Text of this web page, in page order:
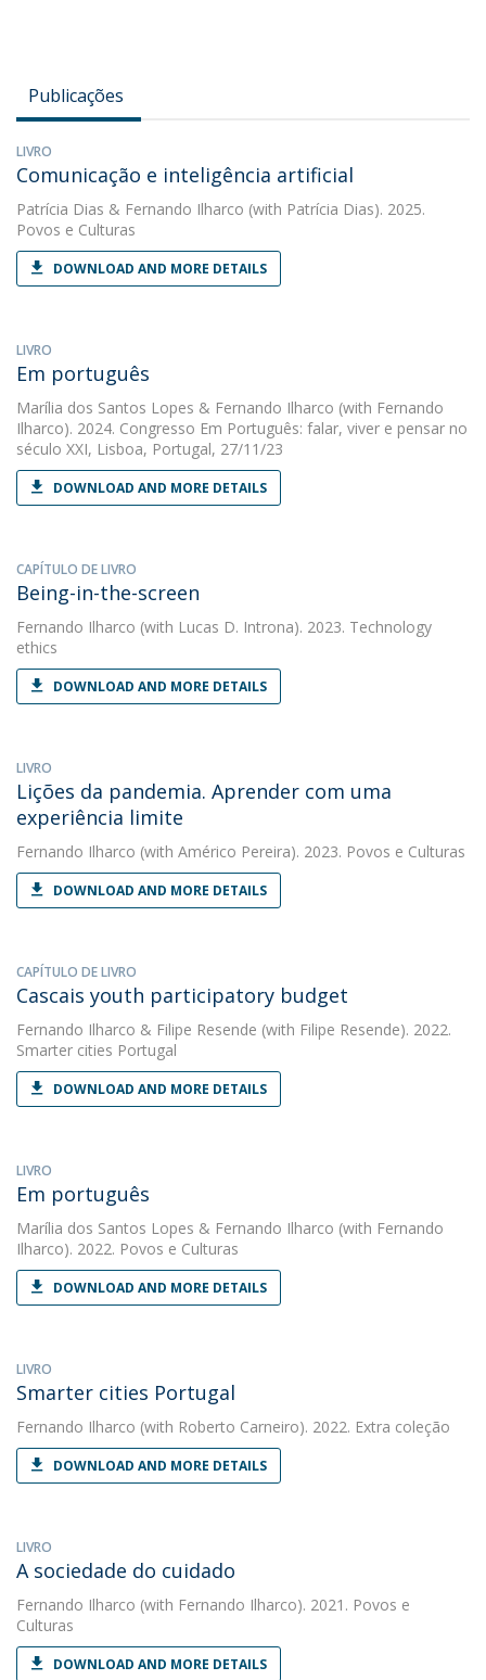
Publicações
LIVRO
Comunicação e inteligência artificial
Patrícia Dias & Fernando Ilharco (with Patrícia Dias). 2025.
Povos e Culturas
DOWNLOAD AND MORE DETAILS
LIVRO
Em português
Marília dos Santos Lopes & Fernando Ilharco (with Fernando
Ilharco). 2024. Congresso Em Português: falar, viver e pensar no
século XXI, Lisboa, Portugal, 27/11/23
DOWNLOAD AND MORE DETAILS
CAPÍTULO DE LIVRO
Being-in-the-screen
Fernando Ilharco (with Lucas D. Introna). 2023. Technology
ethics
DOWNLOAD AND MORE DETAILS
LIVRO
Lições da pandemia. Aprender com uma
experiência limite
Fernando Ilharco (with Américo Pereira). 2023. Povos e Culturas
DOWNLOAD AND MORE DETAILS
CAPÍTULO DE LIVRO
Cascais youth participatory budget
Fernando Ilharco & Filipe Resende (with Filipe Resende). 2022.
Smarter cities Portugal
DOWNLOAD AND MORE DETAILS
LIVRO
Em português
Marília dos Santos Lopes & Fernando Ilharco (with Fernando
Ilharco). 2022. Povos e Culturas
DOWNLOAD AND MORE DETAILS
LIVRO
Smarter cities Portugal
Fernando Ilharco (with Roberto Carneiro). 2022. Extra coleção
DOWNLOAD AND MORE DETAILS
LIVRO
A sociedade do cuidado
Fernando Ilharco (with Fernando Ilharco). 2021. Povos e
Culturas
DOWNLOAD AND MORE DETAILS